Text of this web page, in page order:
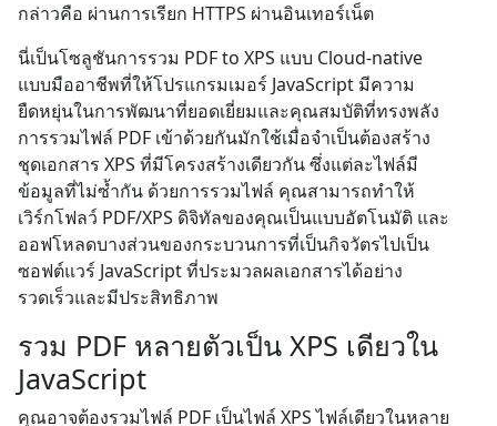
กล่าวคือ ผ่านการเรียก HTTPS ผ่านอินเทอร์เน็ต
นี่เป็นโซลูชันการรวม PDF to XPS แบบ Cloud-native
แบบมืออาชีพที่ให้โปรแกรมเมอร์ JavaScript มีความ
ยืดหยุ่นในการพัฒนาที่ยอดเยี่ยมและคุณสมบัติที่ทรงพลัง
การรวมไฟล์ PDF เข้าด้วยกันมักใช้เมื่อจำเป็นต้องสร้าง
ชุดเอกสาร XPS ที่มีโครงสร้างเดียวกัน ซึ่งแต่ละไฟล์มี
ข้อมูลที่ไม่ซ้ำกัน ด้วยการรวมไฟล์ คุณสามารถทำให้
เวิร์กโฟลว์ PDF/XPS ดิจิทัลของคุณเป็นแบบอัตโนมัติ และ
ออฟโหลดบางส่วนของกระบวนการที่เป็นกิจวัตรไปเป็น
ซอฟต์แวร์ JavaScript ที่ประมวลผลเอกสารได้อย่าง
รวดเร็วและมีประสิทธิภาพ
รวม PDF หลายตัวเป็น XPS เดียวใน
JavaScript
คุณอาจต้องรวมไฟล์ PDF เป็นไฟล์ XPS ไฟล์เดียวในหลาย